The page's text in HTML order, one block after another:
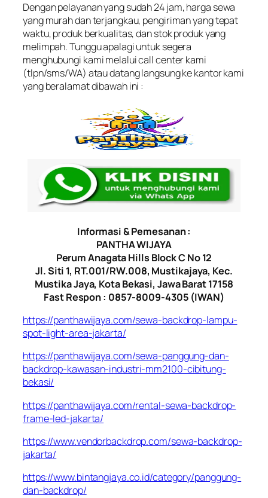
Dengan pelayanan yang sudah 24 jam, harga sewa
yang murah dan terjangkau, pengiriman yang tepat
waktu, produk berkualitas, dan stok produk yang
melimpah. Tunggu apalagi untuk segera
menghubungi kami melalui call center kami
(tlpn/sms/WA) atau datang langsung ke kantor kami
yang beralamat dibawah ini :
Informasi & Pemesanan :
PANTHA WIJAYA
Perum Anagata Hills Block C No 12
Jl. Siti 1, RT.001/RW.008, Mustikajaya, Kec.
Mustika Jaya, Kota Bekasi, Jawa Barat 17158
Fast Respon : 0857-8009-4305 (IWAN)
https://panthawijaya.com/sewa-backdrop-lampu-
spot-light-area-jakarta/
https://panthawijaya.com/sewa-panggung-dan-
backdrop-kawasan-industri-mm2100-cibitung-
bekasi/
https://panthawijaya.com/rental-sewa-backdrop-
frame-led-jakarta/
https://www.vendorbackdrop.com/sewa-backdrop-
jakarta/
https://www.bintangjaya.co.id/category/panggung-
dan-backdrop/